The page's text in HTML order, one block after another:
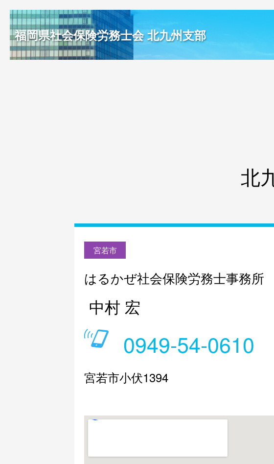
福岡県社会保険労務士会 北九州支部
北
宮若市
はるかぜ社会保険労務士事務所
中村 宏
0949-54-0610
宮若市小伏1394